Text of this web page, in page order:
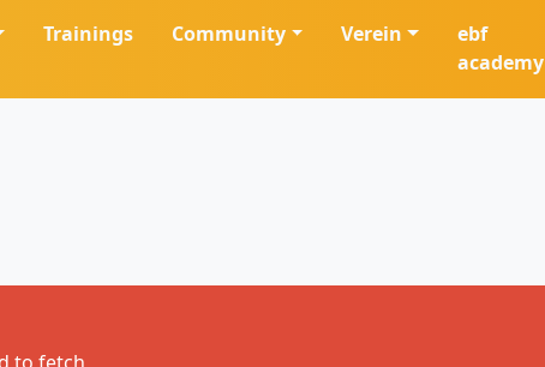
Trainings Community Verein
ebf
academy